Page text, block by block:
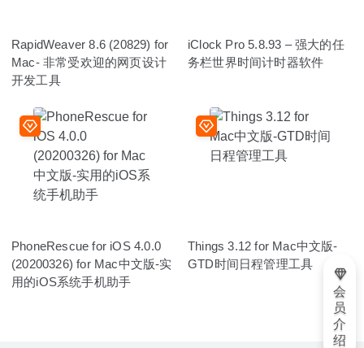
RapidWeaver 8.6 (20829) for
Mac- 非常受欢迎的网页设计
开发工具
iClock Pro 5.8.93 – 强大的任
务栏世界时间计时器软件
PhoneRescue for iOS 4.0.0
(20200326) for Mac中文版-实
用的iOS系统手机助手
Things 3.12 for Mac中文版-
GTD时间日程管理工具
会
员
介
绍